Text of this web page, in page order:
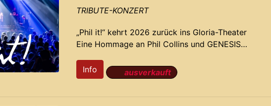
TRIBUTE-KONZERT
„Phil it!“ kehrt 2026 zurück ins Gloria-Theater
Eine Hommage an Phil Collins und GENESIS
Ausnahmeband Phil it! erneut auf die Bühne des
23. Oktober 2026, nimmt das 14-köpfige Ensemble
Info ausverkauft